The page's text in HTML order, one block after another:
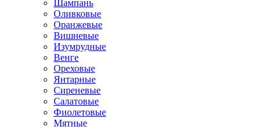
Шампань
Оливковые
Оранжевые
Вишневые
Изумрудные
Венге
Ореховые
Янтарные
Сиреневые
Салатовые
Фиолетовые
Мятные